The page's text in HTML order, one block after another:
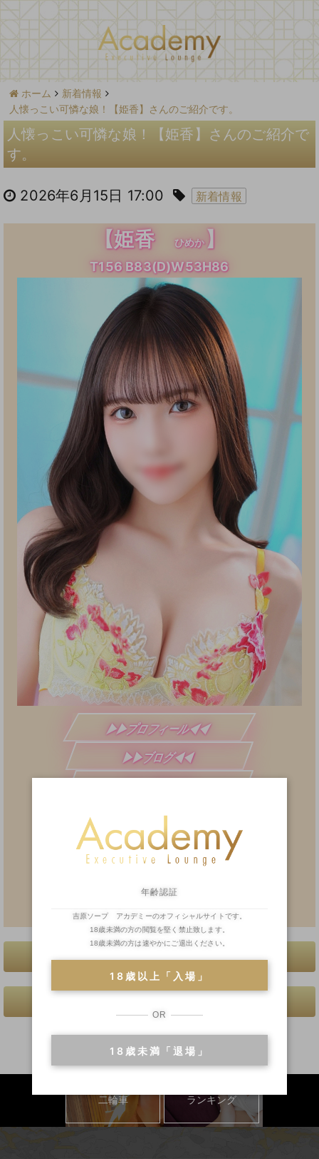
ホーム
新着情報
人懐っこい可憐な娘！【姫香】さんのご紹介です。
人懐っこい可憐な娘！【姫香】さんのご紹介で
す。
2026年6月15日 17:00 新着情報
【姫香 ひめか】
T156 B83(D)W53H86
▶▶プロフィール◀◀
▶▶ブログ◀◀
TEL:03-3876-5110（8:00～）
前日予約
03-5808-2055
※メルマガ会員様・2輪車(13:30～)
一覧へ戻る
二輪車 ランキング
年齢認証
吉原ソープ アカデミーのオフィシャルサイトです。
18歳未満の方の閲覧を堅く禁止致します。
18歳未満の方は速やかにご退出ください。
18歳以上「入場」
OR
18歳未満「退場」